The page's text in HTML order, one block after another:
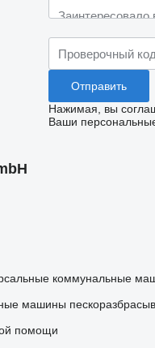
Нажимая, вы
Ваши
коммунальные
машины
помощи